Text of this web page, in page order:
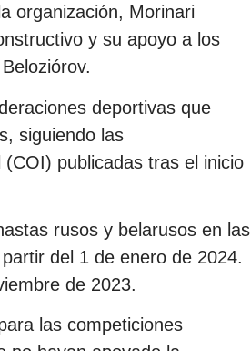
organización, Morinari
y su apoyo a los
deportivas que
siguiendo las
publicadas tras el inicio
rusos y belarusos en las
del 1 de enero de 2024.
de 2023.
las competiciones